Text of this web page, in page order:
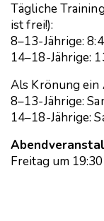
Tägliche
ist frei!):
8–13-Jährige:
14–18-Jährige:
Als Krönung ein
8–13-Jährige:
14–18-Jährige:
Freitag um